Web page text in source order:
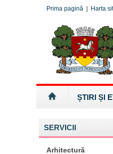
Prima pagină Harta
ȘTIRI ȘI
SERVICII
Arhitectură